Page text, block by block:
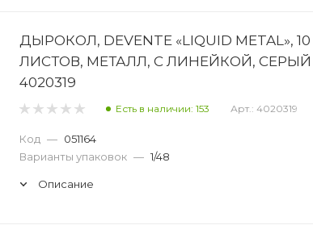
ДЫРОКОЛ, DEVENTE «LIQUID METAL», 10
ЛИСТОВ, МЕТАЛЛ, С ЛИНЕЙКОЙ, СЕРЫЙ
4020319
Есть в наличии: 153 Арт.: 4020319
Код — 051164
Варианты упаковок — 1/48
Описание